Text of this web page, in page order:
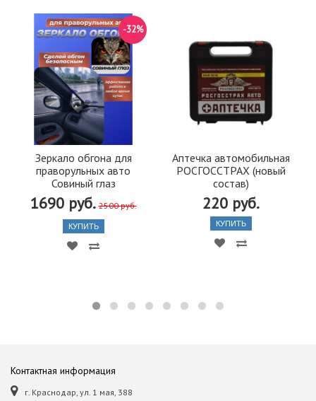
Зеркало обгона для
праворульных авто
Совиный глаз
1690 руб. 2500 руб.
-32%
КУПИТЬ
Аптечка автомобильная
РОСГОССТРАХ (новый
состав)
220 руб.
КУПИТЬ
Контактная информация
г. Краснодар, ул. 1 мая, 388